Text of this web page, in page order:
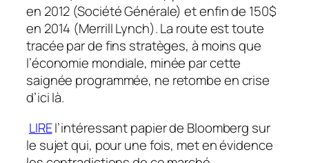
en 2012 (Société Générale) et enfin de 150$
en 2014 (Merrill Lynch). La route est toute
tracée par de fins stratèges, à moins que
l’économie mondiale, minée par cette
saignée programmée, ne retombe en crise
d’ici là.
LIREl’intéressant papier de Bloomberg sur
le sujet qui, pour une fois, met en évidence